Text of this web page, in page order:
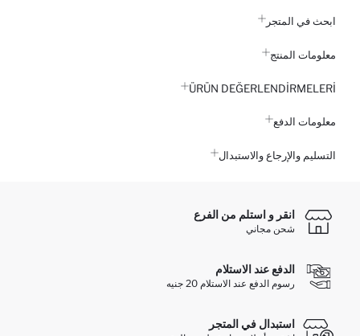
ابحث في المتجر
معلومات المنتج
ÜRÜN DEĞERLENDİRMELERİ
معلومات الدفع
التسليم والإرجاع والاستبدال
انقر و استلم من الفرع
شحن مجاني
الدفع عند الاستلام
رسوم الدفع عند الاستلام 20 جنيه
استبدال في المتجر